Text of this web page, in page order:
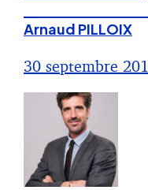
Arnaud PILLOIX
30 septembre